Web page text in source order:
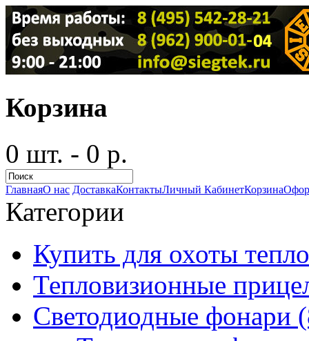
Корзина
0 шт. - 0 р.
ГлавнаяО нас ДоставкаКонтактыЛичный КабинетКорзина
Категории
Купить для охоты
Тепловизионные
Светодиодные фонари